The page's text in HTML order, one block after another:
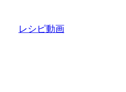
レシピ動画